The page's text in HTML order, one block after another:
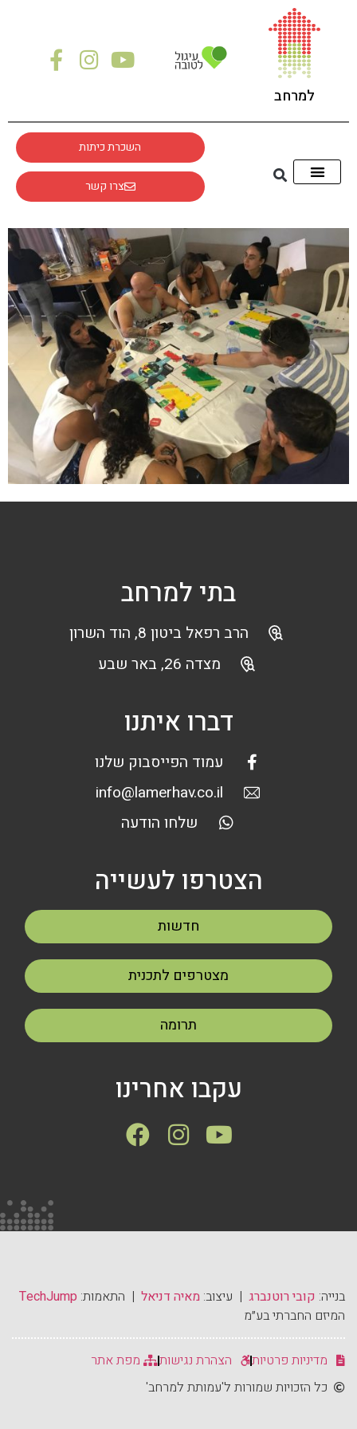
למרחב
השכרת כיתות
צרו קשר
בתי למרחב
הרב רפאל ביטון 8, הוד השרון
מצדה 26, באר שבע
דברו איתנו
עמוד הפייסבוק שלנו
info@lamerhav.co.il
שלחו הודעה
הצטרפו לעשייה
חדשות
מצטרפים לתכנית
תרומה
עקבו אחרינו
בנייה: קובי רוטנברג | עיצוב: מאיה דניאל | התאמות: TechJump
המיזם החברתי בע״מ
מדיניות פרטיות הצהרת נגישות
מפת אתר
כל הזכויות שמורות ל'עמותת למרחב'